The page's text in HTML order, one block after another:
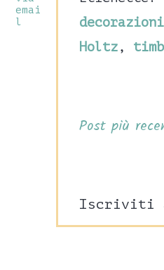
decorazioni
Holtz ,
Post più
Iscriviti